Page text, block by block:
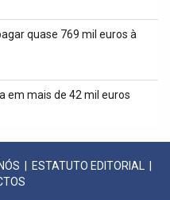
quase 769 mil euros à
em mais de 42 mil euros
ESTATUTO EDITORIAL